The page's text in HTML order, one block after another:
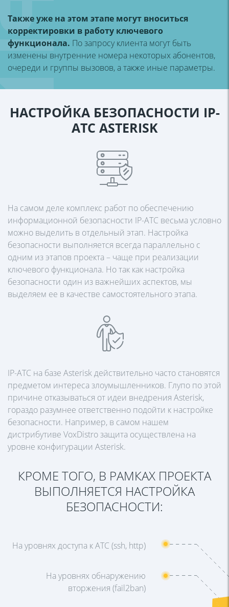
Также уже на этом этапе могут вноситься
корректировки в работу ключевого
функционала. По запросу клиента могут быть
изменены внутренние номера некоторых абонентов,
очереди и группы вызовов, а также иные параметры.
НАСТРОЙКА БЕЗОПАСНОСТИ IP-
АТС ASTERISK
На самом деле комплекс работ по обеспечению
информационной безопасности IP-АТС весьма условно
можно выделить в отдельный этап. Настройка
безопасности выполняется всегда параллельно с
одним из этапов проекта – чаще при реализации
ключевого функционала. Но так как настройка
безопасности один из важнейших аспектов, мы
выделяем ее в качестве самостоятельного этапа.
IP-АТС на базе Asterisk действительно часто становятся
предметом интереса злоумышленников. Глупо по этой
причине отказываться от идеи внедрения Asterisk,
гораздо разумнее ответственно подойти к настройке
безопасности. Например, в самом нашем
дистрибутиве VoxDistro защита осуществлена на
уровне конфигурации Asterisk.
КРОМЕ ТОГО, В РАМКАХ ПРОЕКТА
ВЫПОЛНЯЕТСЯ НАСТРОЙКА
БЕЗОПАСНОСТИ:
На уровнях доступа к АТС (ssh, http)
На уровнях обнаружению
вторжения (fail2ban)